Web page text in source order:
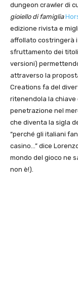
dungeon crawler di
gioiello di famiglia
edizione rivista e
affollato costringerà
sfruttamento dei
versioni)
attraverso la
Creations fa del
ritenendola la chiave
penetrazione nel
che diventa la sigla
“perché gli italiani
casino…” dice
mondo del gioco ne
non è!).